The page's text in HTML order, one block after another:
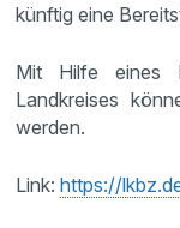
künftig eine
Mit Hilfe eines
Landkreises
werden.
Link:https://